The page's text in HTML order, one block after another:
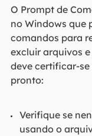
O Prompt de
no Windows que
comandos para
excluir arquivos
deve certificar-se
pronto:
Verifique se
usando o